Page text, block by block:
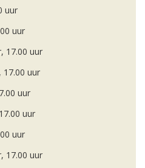
uur
uur
17.00 uur
17.00 uur
uur
uur
uur
17.00 uur